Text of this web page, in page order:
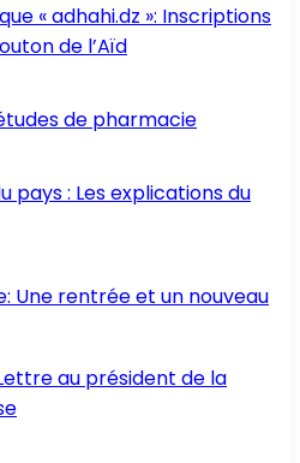
« adhahi.dz »: Inscriptions
de l’Aïd
de pharmacie
pays : Les explications du
Une rentrée et un nouveau
au président de la